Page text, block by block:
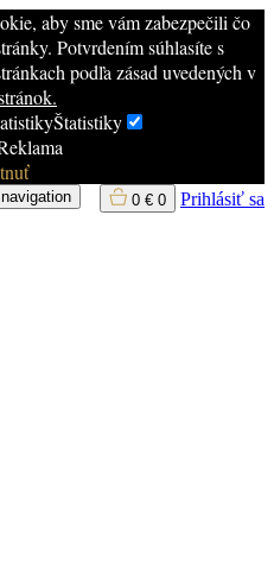
aby sme vám zabezpečili čo
Potvrdením súhlasíte s
podľa zásad uvedených v
Štatistiky
0 € 0 Prihlásiť sa